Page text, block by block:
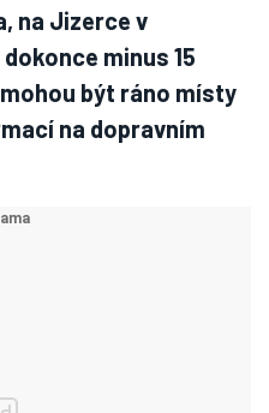
na Jizerce v
minus 15
být ráno místy
na dopravním